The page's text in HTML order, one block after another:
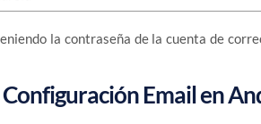
la contraseña de la cuenta de
Email en